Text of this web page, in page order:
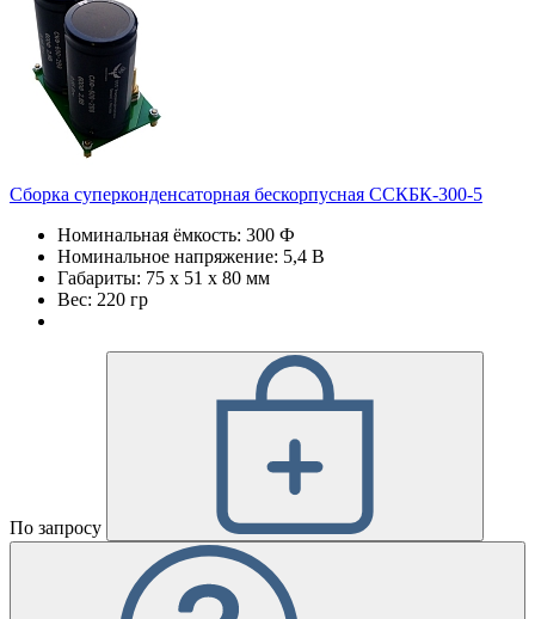
Сборка суперконденсаторная бескорпусная ССКБК-300-5
Номинальная ёмкость: 300 Ф
Номинальное напряжение: 5,4 В
Габариты: 75 х 51 х 80 мм
Вес: 220 гр
По запросу